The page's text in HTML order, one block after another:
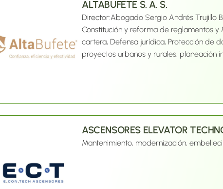
ALTABUFETE S. A. S.
Director:Abogado Sergio Andrés Trujillo
Constitución y reforma de reglamentos y
cartera, Defensa jurídica, Protección de
proyectos urbanos y rurales, planeación
ASCENSORES ELEVATOR
Mantenimiento, modernización,